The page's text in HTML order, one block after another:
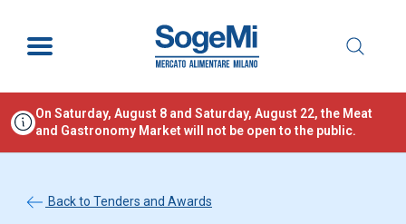
On Saturday, August 8 and Saturday, August 22, the Meat
and Gastronomy Market will not be open to the public.
Back to Tenders and Awards